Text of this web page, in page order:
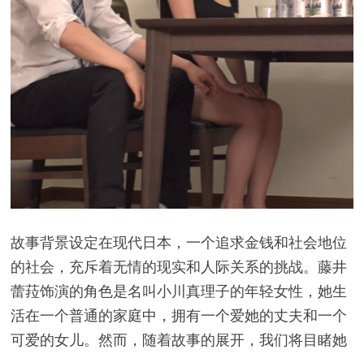
故事背景设定在现代日本，一个追求金钱和社会地位
的社会，充斥着无情的现实和人际关系的挑战。藤井
蕾菈饰演的角色是名叫小川真理子的年轻女性，她生
活在一个普通的家庭中，拥有一个爱她的丈夫和一个
可爱的女儿。然而，随着故事的展开，我们将目睹她